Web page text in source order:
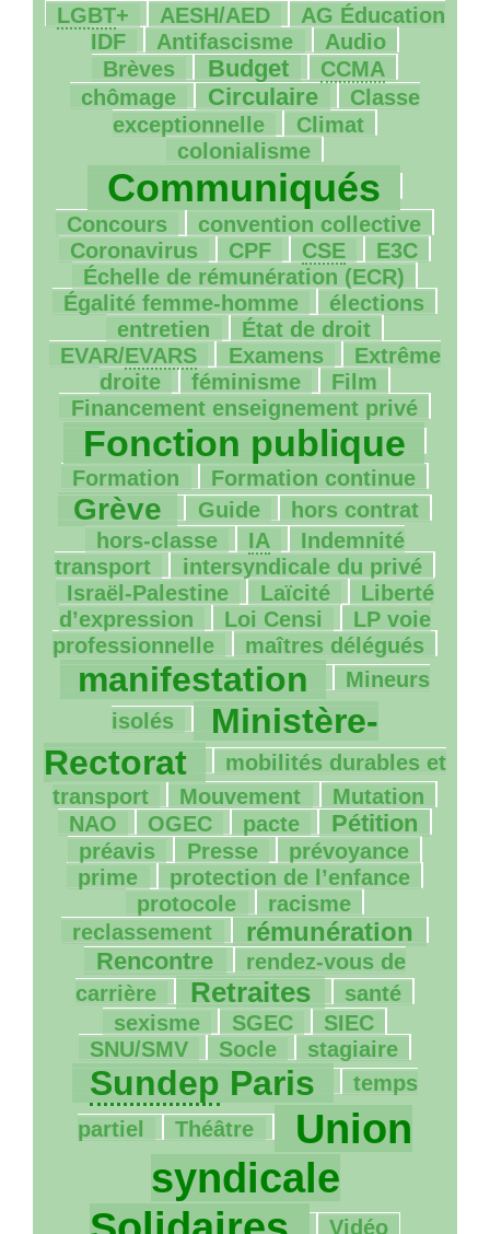
25/1275
LGBT+
74/1275 AESH/AED
10/1275 AG Éducation
IDF
115/1275 Antifascisme
26/1275 Audio
27/1275
Brèves
322/1275 Budget
148/1275 CCMA
10/1275
chômage
406/1275 Circulaire
148/1275
Classe
exceptionnelle
140/1275 Climat
83/1275
colonialisme
Communiqués
82/1275
Concours
12/1275 convention collective
49/1275
Coronavirus
5/1275 CPF
24/1275 CSE
53/1275 E3C
39/1275
Échelle de rémunération (ECR)
90/1275
Égalité femme-homme
90/1275 élections
5/1275
entretien
113/1275 État de droit
46/1275
EVAR/EVARS
89/1275 Examens
202/1275
Extrême
droite
228/1275 féminisme
38/1275 Film
48/1275
Financement enseignement privé
1030/1275
Fonction publique
192/1275
Formation
107/1275 Formation continue
772/1275
Grève
27/1275 Guide
13/1275 hors contrat
202/1275
hors-classe
22/1275 IA
6/1275
Indemnité
transport
70/1275 intersyndicale du privé
96/1275
Israël-Palestine
28/1275 Laïcité
154/1275
Liberté
d’expression
34/1275 Loi Censi
32/1275 LP voie
professionnelle
180/1275 maîtres délégués
943/1275
manifestation
148/1275
Mineurs
isolés
976/1275
Ministère-
Rectorat
35/1275
mobilités durables et
transport
38/1275 Mouvement
40/1275 Mutation
5/1275
NAO
57/1275 OGEC
65/1275 pacte
314/1275 Pétition
153/1275
préavis
27/1275 Presse
80/1275 prévoyance
130/1275
prime
57/1275 protection de l’enfance
5/1275
protocole
racisme
reclassement
514/1275 rémunération
371/1275
Rencontre
86/1275
rendez-vous de
carrière
609/1275 Retraites
151/1275 santé
199/1275
sexisme
10/1275 SGEC
36/1275 SIEC
108/1275
SNU/SMV
10/1275 Socle
99/1275 stagiaire
931/1275
Sundep Paris
32/1275
temps
partiel
36/1275
Théâtre
1275/1275
Union
syndicale
82/1275
Vidéo